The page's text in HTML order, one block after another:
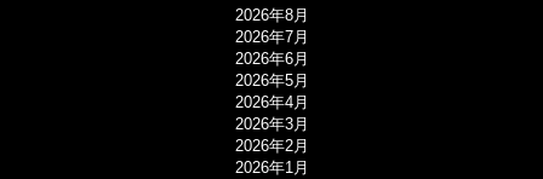
2026年8月
2026年7月
2026年6月
2026年5月
2026年4月
2026年3月
2026年2月
2026年1月